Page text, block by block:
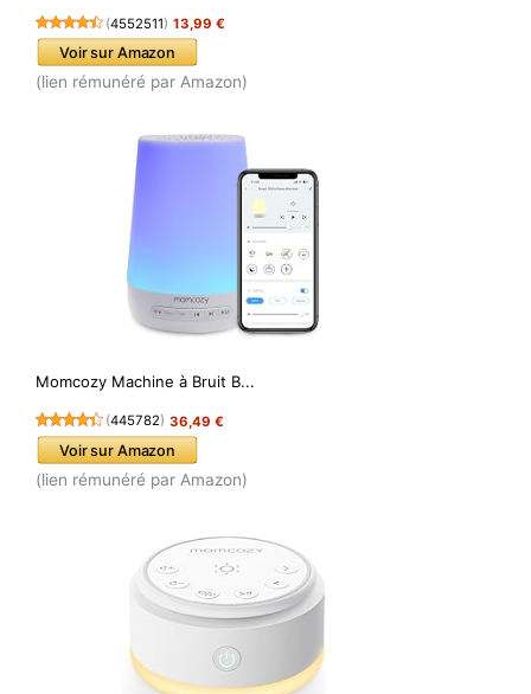
(4552511) 13,99 €
Voir sur Amazon
(lien rémunéré par Amazon)
Momcozy Machine à Bruit B...
(445782) 36,49 €
Voir sur Amazon
(lien rémunéré par Amazon)